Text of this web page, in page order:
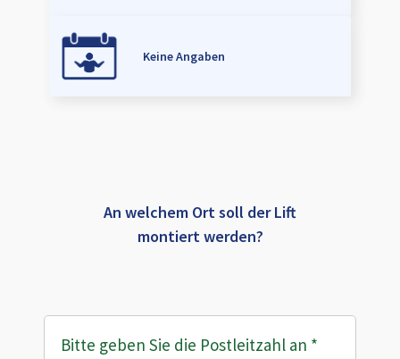
Keine Angaben
An welchem Ort soll der Lift
montiert werden?
Bitte geben Sie die Postleitzahl an *